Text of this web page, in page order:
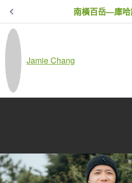
南橫百岳—庫哈
Jamie Chang